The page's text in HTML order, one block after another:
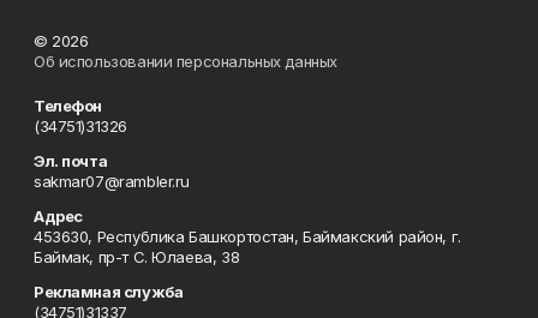
© 2026
Об использовании персональных данных
Телефон
(34751)31326
Эл. почта
sakmar07@rambler.ru
Адрес
453630, Республика Башкортостан, Баймакский район, г.
Баймак, пр-т С. Юлаева, 38
Рекламная служба
(34751)31337